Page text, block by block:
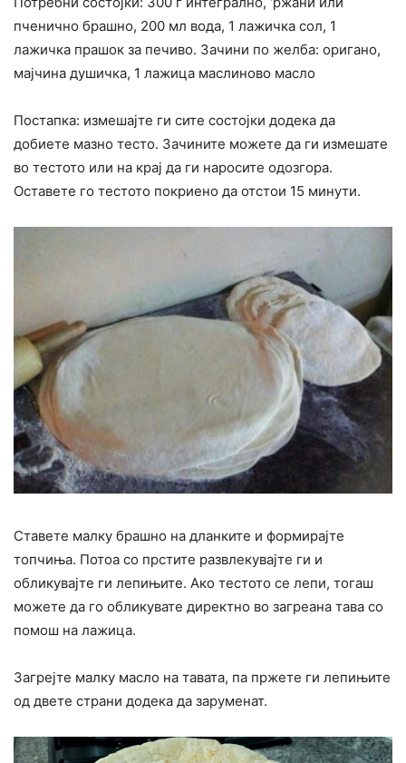
пченично брашно, 200 мл вода, 1 лажичка сол, 1
лажичка прашок за печиво. Зачини по желба: оригано,
мајчина душичка, 1 лажица маслиново масло
Постапка: измешајте ги сите состојки додека да
добиете мазно тесто. Зачините можете да ги измешате
во тестото или на крај да ги наросите одозгора.
Оставете го тестото покриено да отстои 15 минути.
Ставете малку брашно на дланките и формирајте
топчиња. Потоа со прстите развлекувајте ги и
обликувајте ги лепињите. Ако тестото се лепи, тогаш
можете да го обликувате директно во загреана тава со
помош на лажица.
Загрејте малку масло на тавата, па пржете ги лепињите
од двете страни додека да заруменат.